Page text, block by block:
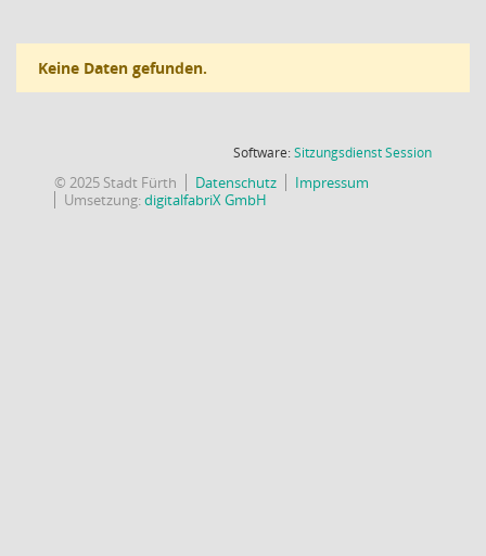
Keine Daten gefunden.
Software:SitzungsdienstSession(Wird in
© 2025 Stadt Fürth Datenschutz
Impressum
Umsetzung:digitalfabriX GmbH